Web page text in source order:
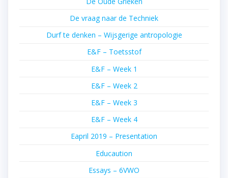
De vraag naar de Techniek
Durf te denken – Wijsgerige antropologie
E&F – Toetsstof
E&F – Week 1
E&F – Week 2
E&F – Week 3
E&F – Week 4
Eapril 2019 – Presentation
Educaution
Essays – 6VWO